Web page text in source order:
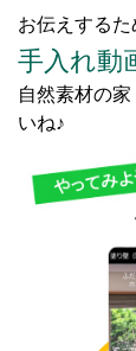
お伝えする
手入れ動
自然素材の
いね♪